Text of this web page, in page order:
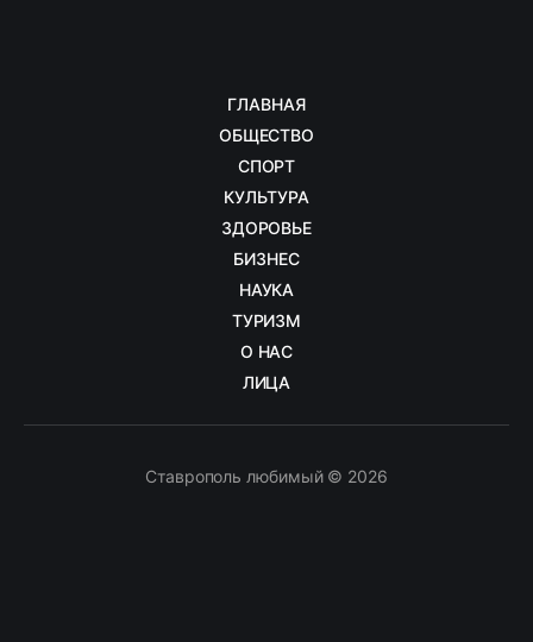
ГЛАВНАЯ
ОБЩЕСТВО
СПОРТ
КУЛЬТУРА
ЗДОРОВЬЕ
БИЗНЕС
НАУКА
ТУРИЗМ
О НАС
ЛИЦА
Ставрополь любимый © 2026